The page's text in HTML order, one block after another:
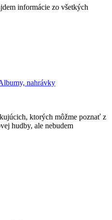
informácie zo všetkých
nahrávky
ktorých môžme poznať z
hudby, ale nebudem